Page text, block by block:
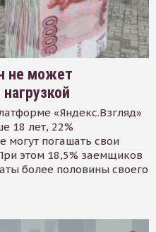
не может
«Яндекс.Взгляд»
18 лет, 22%
могут погашать свои
этом 18,5% заемщиков
более половины своего